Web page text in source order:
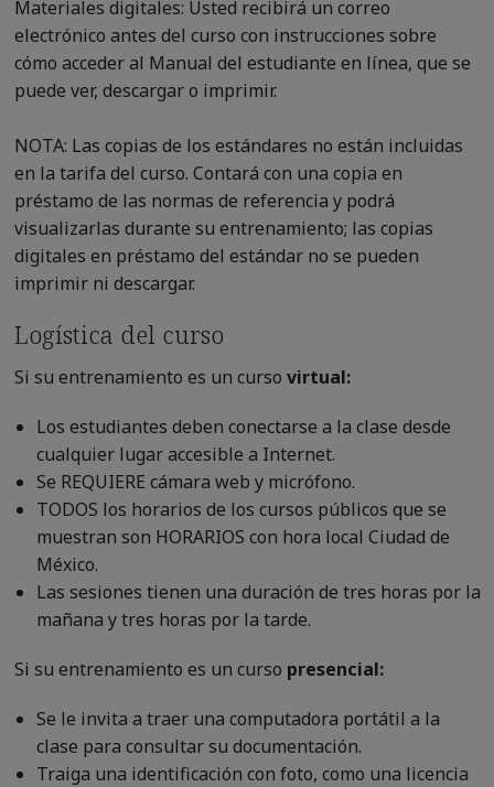
Materiales digitales: Usted recibirá un correo
electrónico antes del curso con instrucciones sobre
cómo acceder al Manual del estudiante en línea, que se
puede ver, descargar o imprimir.
NOTA: Las copias de los estándares no están incluidas
en la tarifa del curso. Contará con una copia en
préstamo de las normas de referencia y podrá
visualizarlas durante su entrenamiento; las copias
digitales en préstamo del estándar no se pueden
imprimir ni descargar.
Logística del curso
Si su entrenamiento es un curso virtual:
Los estudiantes deben conectarse a la clase desde
cualquier lugar accesible a Internet.
Se REQUIERE cámara web y micrófono.
TODOS los horarios de los cursos públicos que se
muestran son HORARIOS con hora local Ciudad de
México.
Las sesiones tienen una duración de tres horas por la
mañana y tres horas por la tarde.
Si su entrenamiento es un curso presencial:
Se le invita a traer una computadora portátil a la
clase para consultar su documentación.
Traiga una identificación con foto, como una licencia